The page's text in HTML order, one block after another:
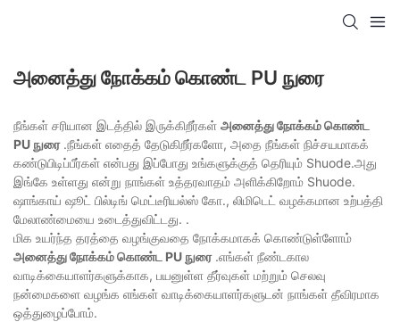
அனைத்து நோக்கம் கொண்ட PU நுரை
நீங்கள் சரியான இடத்தில் இருக்கிறீர்கள் அனைத்து நோக்கம் கொண்ட
PU நுரை.நீங்கள் எதைத் தேடுகிறீர்களோ, அதை நீங்கள் நிச்சயமாகக்
கண்டுபிடிப்பீர்கள் என்பது இப்போது உங்களுக்குத் தெரியும் Shuode.அது
இங்கே உள்ளது என்று நாங்கள் உத்தரவாதம் அளிக்கிறோம் Shuode.
ஷாங்காய் ஷூட் பில்டிங் மெட்டீரியல்ஸ் கோ., லிமிடெட் வழக்கமான உற்பத்தி
மேலாண்மையை உடைத்துவிட்டது. .
மிக உயர்ந்த தரத்தை வழங்குவதை நோக்கமாகக் கொண்டுள்ளோம்
அனைத்து நோக்கம் கொண்ட PU நுரை.எங்கள் நீண்டகால
வாடிக்கையாளர்களுக்காக, பயனுள்ள தீர்வுகள் மற்றும் செலவு
நன்மைகளை வழங்க எங்கள் வாடிக்கையாளர்களுடன் நாங்கள் தீவிரமாக
ஒத்துழைப்போம்.